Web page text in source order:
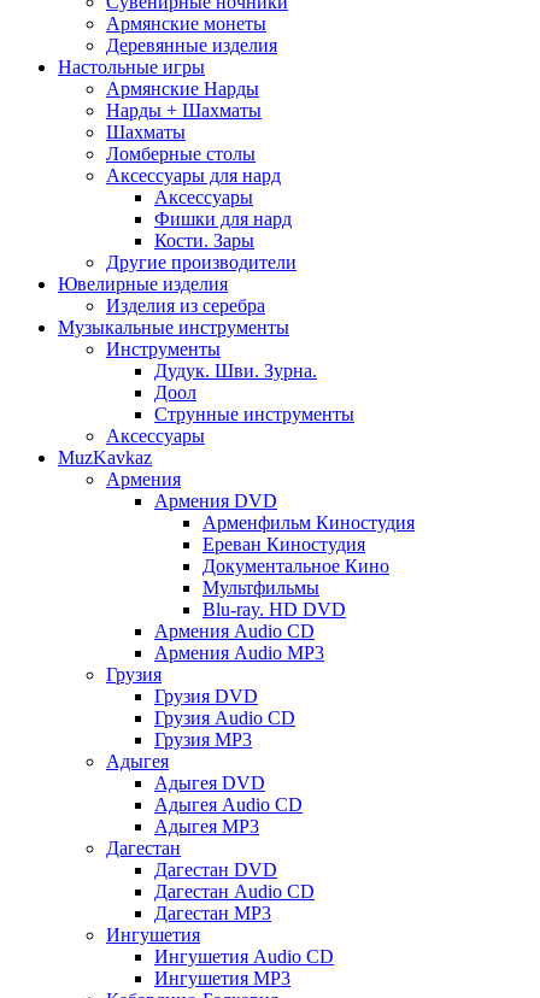
Армянские монеты
Деревянные изделия
Настольные игры
Армянские Нарды
Нарды + Шахматы
Шахматы
Ломберные столы
Аксессуары для нард
Аксессуары
Фишки для нард
Кости. Зары
Другие производители
Ювелирные изделия
Изделия из серебра
Музыкальные инструменты
Инструменты
Дудук. Шви. Зурна.
Доол
Струнные инструменты
Аксессуары
MuzKavkaz
Армения
Армения DVD
Арменфильм Киностудия
Ереван Киностудия
Документальное Кино
Мультфильмы
Blu-ray. HD DVD
Армения Audio CD
Армения Audio MP3
Грузия
Грузия DVD
Грузия Audio CD
Грузия MP3
Адыгея
Адыгея DVD
Адыгея Audio CD
Адыгея MP3
Дагестан
Дагестан DVD
Дагестан Audio CD
Дагестан MP3
Ингушетия
Ингушетия Audio CD
Ингушетия MP3